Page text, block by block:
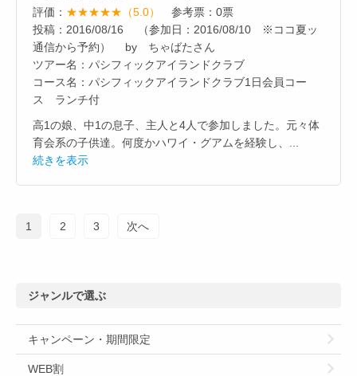
評価： ★★★★★（5.0）
参考票：0票
投稿：2016/08/16 （参加日：2016/08/10 ※ココ夏ッ
通信から予約） by ちゃばたさん
ツアー名：パシフィックアイランドクラブ
コース名：パシフィックアイランドクラブ1日会員コー
ス ランチ付
高1の娘、中1の息子、主人と4人で参加しました。元々体
育会系の子供達。何度かハワイ・グアムを経験し、...
続きを表示
1 2 3 次へ
ジャンルで選ぶ
キャンペーン・期間限定
WEB割